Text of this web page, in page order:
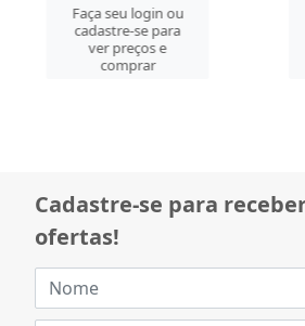
Faça seu login ou
cadastre-se para
ver preços e
comprar
Cadastre-se para
ofertas!